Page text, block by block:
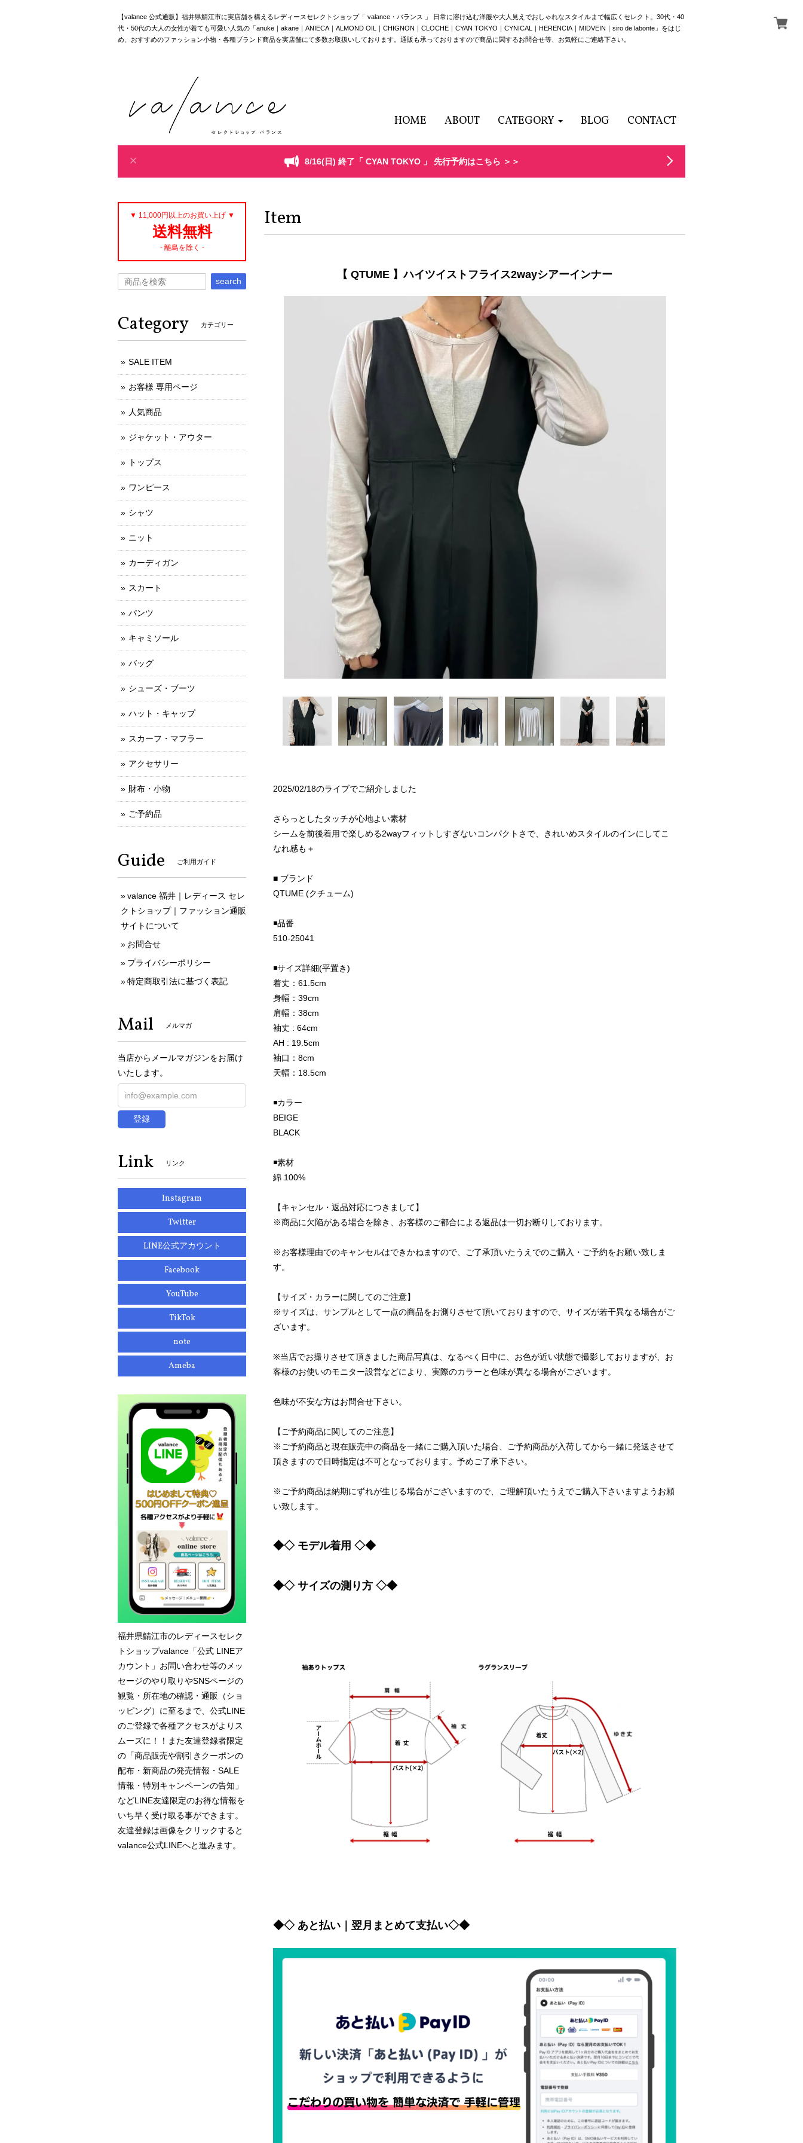
【valance 公式通販】福井県鯖江市に実店舗を構えるレディースセレクトショップ「 valance・バランス 」 日常に溶け込む洋服や大人見えでおしゃれなスタイルまで幅広くセレクト。30代・40
代・50代の大人の女性が着ても可愛い人気の「anuke｜akane｜ANIECA｜ALMOND OIL｜CHIGNON｜CLOCHE｜CYAN TOKYO｜CYNICAL｜HERENCIA｜MIDVEIN｜siro de labonte」をはじ
め、おすすめのファッション小物・各種ブランド商品を実店舗にて多数お取扱いしております。通販も承っておりますので商品に関するお問合せ等、お気軽にご連絡下さい。
HOME ABOUT CATEGORY BLOG CONTACT
8/16(日) 終了「 CYAN TOKYO 」 先行予約はこちら ＞＞
Item
【 QTUME 】ハイツイストフライス2wayシアーインナー
2025/02/18のライブでご紹介しました
さらっとしたタッチが心地よい素材
シームを前後着用で楽しめる2wayフィットしすぎないコンパクトさで、きれいめスタイルのインにしてこ
なれ感も＋
■ ブランド
QTUME (クチューム)
◾️品番
510-25041
◾️サイズ詳細(平置き)
着丈：61.5cm
身幅：39cm
肩幅：38cm
袖丈 : 64cm
AH : 19.5cm
袖口：8cm
天幅：18.5cm
◾️カラー
BEIGE
BLACK
◾️素材
綿 100%
【キャンセル・返品対応につきまして】
※商品に欠陥がある場合を除き、お客様のご都合による返品は一切お断りしております。
※お客様理由でのキャンセルはできかねますので、ご了承頂いたうえでのご購入・ご予約をお願い致しま
す。
【サイズ・カラーに関してのご注意】
※サイズは、サンプルとして一点の商品をお測りさせて頂いておりますので、サイズが若干異なる場合がご
ざいます。
※当店でお撮りさせて頂きました商品写真は、なるべく日中に、お色が近い状態で撮影しておりますが、お
客様のお使いのモニター設営などにより、実際のカラーと色味が異なる場合がございます。
色味が不安な方はお問合せ下さい。
【ご予約商品に関してのご注意】
※ご予約商品と現在販売中の商品を一緒にご購入頂いた場合、ご予約商品が入荷してから一緒に発送させて
頂きますので日時指定は不可となっております。予めご了承下さい。
※ご予約商品は納期にずれが生じる場合がございますので、ご理解頂いたうえでご購入下さいますようお願
い致します。
◆◇ モデル着用 ◇◆
◆◇ サイズの測り方 ◇◆
◆◇ あと払い｜翌月まとめて支払い◇◆
▼ 11,000円以上のお買い上げ ▼
送料無料
- 離島を除く -
search
Category カテゴリー
SALE ITEM
お客様 専用ページ
人気商品
ジャケット・アウター
トップス
ワンピース
シャツ
ニット
カーディガン
スカート
パンツ
キャミソール
バッグ
シューズ・ブーツ
ハット・キャップ
スカーフ・マフラー
アクセサリー
財布・小物
ご予約品
Guide ご利用ガイド
valance 福井｜レディース セレ
クトショップ｜ファッション通販
サイトについて
お問合せ
プライバシーポリシー
特定商取引法に基づく表記
Mail メルマガ
当店からメールマガジンをお届け
いたします。
登録
Link リンク
Instagram
Twitter
LINE公式アカウント
Facebook
YouTube
TikTok
note
Ameba
福井県鯖江市のレディースセレク
トショップvalance「公式 LINEア
カウント」お問い合わせ等のメッ
セージのやり取りやSNSページの
観覧・所在地の確認・通販（ショ
ッピング）に至るまで、公式LINE
のご登録で各種アクセスがよりス
ムーズに！！また友達登録者限定
の「商品販売や割引きクーポンの
配布・新商品の発売情報・SALE
情報・特別キャンペーンの告知」
などLINE友達限定のお得な情報を
いち早く受け取る事ができます。
友達登録は画像をクリックすると
valance公式LINEへと進みます。